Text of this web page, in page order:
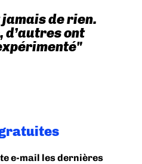
de rien.
d’autres ont
e-mail les dernières